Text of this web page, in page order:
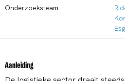
Onderzoeksteam
Aanleiding